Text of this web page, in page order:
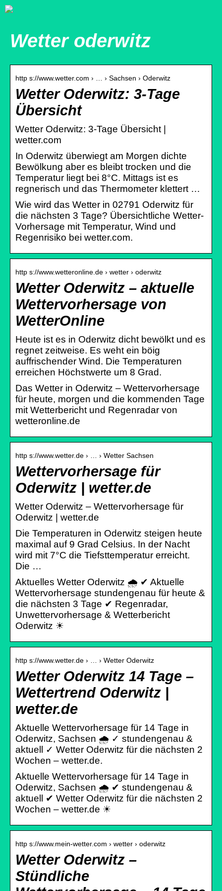
Wetter oderwitz
http s://www.wetter.com › … › Sachsen › Oderwitz
Wetter Oderwitz: 3-Tage
Übersicht
Wetter Oderwitz: 3-Tage Übersicht |
wetter.com
In Oderwitz überwiegt am Morgen dichte
Bewölkung aber es bleibt trocken und die
Temperatur liegt bei 8°C. Mittags ist es
regnerisch und das Thermometer klettert …
Wie wird das Wetter in 02791 Oderwitz für
die nächsten 3 Tage? Übersichtliche Wetter-
Vorhersage mit Temperatur, Wind und
Regenrisiko bei wetter.com.
http s://www.wetteronline.de › wetter › oderwitz
Wetter Oderwitz – aktuelle
Wettervorhersage von
WetterOnline
Heute ist es in Oderwitz dicht bewölkt und es
regnet zeitweise. Es weht ein böig
auffrischender Wind. Die Temperaturen
erreichen Höchstwerte um 8 Grad.
Das Wetter in Oderwitz – Wettervorhersage
für heute, morgen und die kommenden Tage
mit Wetterbericht und Regenradar von
wetteronline.de
http s://www.wetter.de › … › Wetter Sachsen
Wettervorhersage für
Oderwitz | wetter.de
Wetter Oderwitz – Wettervorhersage für
Oderwitz | wetter.de
Die Temperaturen in Oderwitz steigen heute
maximal auf 9 Grad Celsius. In der Nacht
wird mit 7°C die Tiefsttemperatur erreicht.
Die …
Aktuelles Wetter Oderwitz 🌧️ ✔ Aktuelle
Wettervorhersage stundengenau für heute &
die nächsten 3 Tage ✔ Regenradar,
Unwettervorhersage & Wetterbericht
Oderwitz ☀
http s://www.wetter.de › … › Wetter Oderwitz
Wetter Oderwitz 14 Tage –
Wettertrend Oderwitz |
wetter.de
Aktuelle Wettervorhersage für 14 Tage in
Oderwitz, Sachsen 🌧️ ✓ stundengenau &
aktuell ✓ Wetter Oderwitz für die nächsten 2
Wochen – wetter.de.
Aktuelle Wettervorhersage für 14 Tage in
Oderwitz, Sachsen 🌧️ ✔ stundengenau &
aktuell ✔ Wetter Oderwitz für die nächsten 2
Wochen – wetter.de ☀
http s://www.mein-wetter.com › wetter › oderwitz
Wetter Oderwitz –
Stündliche